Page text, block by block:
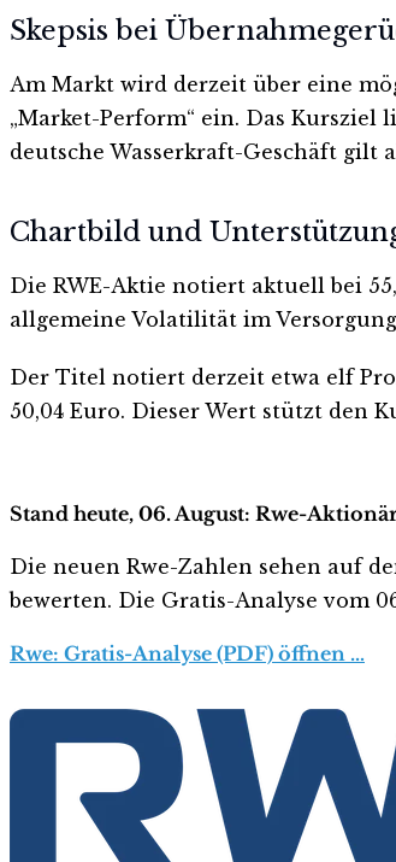
Skepsis bei
Am Markt wird derzeit über eine
„Market-Perform“ ein. Das
deutsche Wasserkraft-Geschäft gilt
Chartbild und
Die RWE-Aktie notiert aktuell bei
allgemeine Volatilität im
Der Titel notiert derzeit etwa elf
50,04 Euro. Dieser Wert stützt den
Stand heute, 06. August: Rwe-
Die neuen Rwe-Zahlen sehen auf
bewerten. Die Gratis-Analyse vom
Rwe: Gratis-Analyse (PDF) öffnen …